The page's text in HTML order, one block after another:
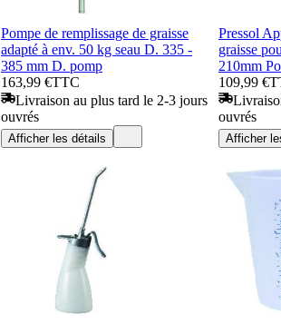
Pompe de remplissage de graisse
adapté à env. 50 kg seau D. 335 -
385 mm D. pomp
163,99 €TTC
Livraison au plus tard le 2-3 jours
ouvrés
Afficher les détails
Pressol
graisse
210mm
109,99 €
ouvrés
Afficher